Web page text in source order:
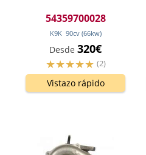
54359700028
K9K 90cv (66kw)
Desde 320€
(2)
Vistazo rápido